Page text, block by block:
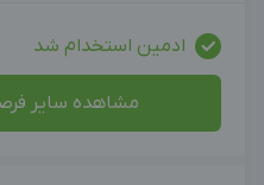
ادمین استخدام شد
مشاهده سایر